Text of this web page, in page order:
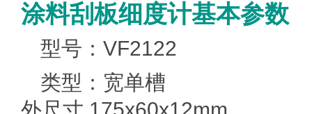
涂料刮板细度计基本参数
型号：VF2122
类型：宽单槽